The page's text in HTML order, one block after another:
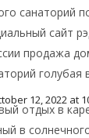
санаторий
сайт
продажа
голубая
12, 2022 at
отдых в
в